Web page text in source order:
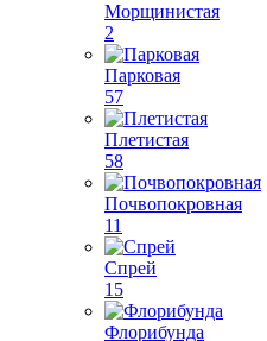
Морщинистая
2
Парковая
57
Плетистая
58
Почвопокровная
11
Спрей
15
Флорибунда